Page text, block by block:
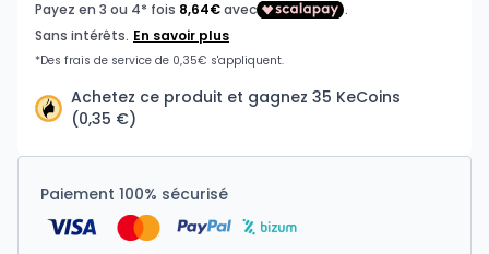
Achetez ce produit et gagnez 35 KeCoins
(0,35 €)
Paiement 100% sécurisé